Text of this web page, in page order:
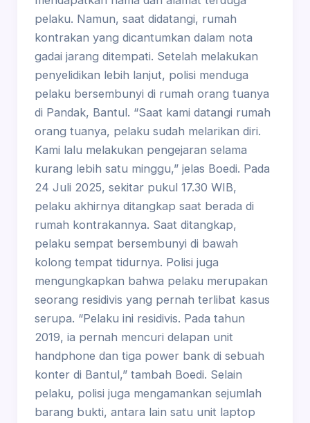
pelaku. Namun, saat didatangi, rumah
kontrakan yang dicantumkan dalam nota
gadai jarang ditempati. Setelah melakukan
penyelidikan lebih lanjut, polisi menduga
pelaku bersembunyi di rumah orang tuanya
di Pandak, Bantul. “Saat kami datangi rumah
orang tuanya, pelaku sudah melarikan diri.
Kami lalu melakukan pengejaran selama
kurang lebih satu minggu,” jelas Boedi. Pada
24 Juli 2025, sekitar pukul 17.30 WIB,
pelaku akhirnya ditangkap saat berada di
rumah kontrakannya. Saat ditangkap,
pelaku sempat bersembunyi di bawah
kolong tempat tidurnya. Polisi juga
mengungkapkan bahwa pelaku merupakan
seorang residivis yang pernah terlibat kasus
serupa. “Pelaku ini residivis. Pada tahun
2019, ia pernah mencuri delapan unit
handphone dan tiga power bank di sebuah
konter di Bantul,” tambah Boedi. Selain
pelaku, polisi juga mengamankan sejumlah
barang bukti, antara lain satu unit laptop